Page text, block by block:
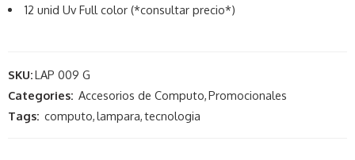
12 unid Uv Full color (*consultar precio*)
SKU:LAP 009 G
Categories: Accesorios de Computo,Promocionales
Tags: computo,lampara,tecnologia